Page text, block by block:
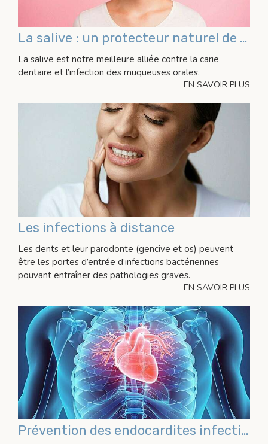
La salive : un protecteur naturel de notre bouche
La salive est notre meilleure alliée contre la carie
dentaire et l’infection des muqueuses orales.
EN SAVOIR PLUS
Les infections à distance
Les dents et leur parodonte (gencive et os) peuvent
être les portes d’entrée d’infections bactériennes
pouvant entraîner des pathologies graves.
EN SAVOIR PLUS
Prévention des endocardites infectieuses d’origine bucco-dentaire